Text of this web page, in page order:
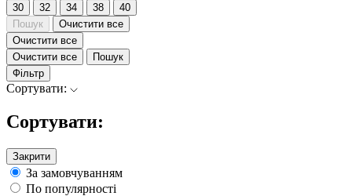
30 32 34 38
40
Пошук
Очистити все
Очистити все
Очистити все
Пошук
Фільтр
Сортувати:
Сортувати:
Закрити
За замовчуванням
По популярності